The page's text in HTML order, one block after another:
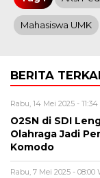
Mahasiswa UMK
BERITA
Rabu, 14 Mei 2025 -
O2SN di SDI
Olahraga Jadi
Komodo
Rabu, 7 Mei 2025 - 08:00